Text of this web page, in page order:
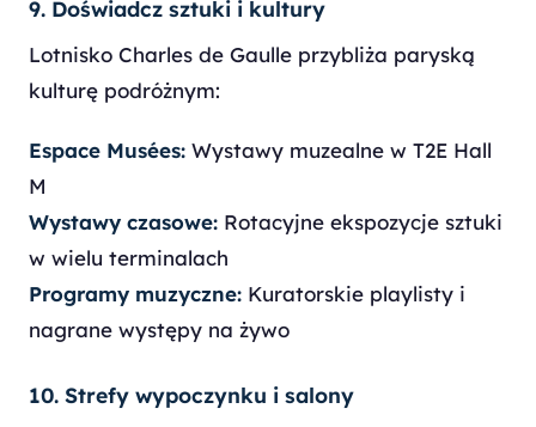
9. Doświadcz sztuki i kultury
Lotnisko Charles de Gaulle przybliża paryską
kulturę podróżnym:
Espace Musées: Wystawy muzealne w T2E Hall
M
Wystawy czasowe: Rotacyjne ekspozycje sztuki
w wielu terminalach
Programy muzyczne: Kuratorskie playlisty i
nagrane występy na żywo
10. Strefy wypoczynku i salony